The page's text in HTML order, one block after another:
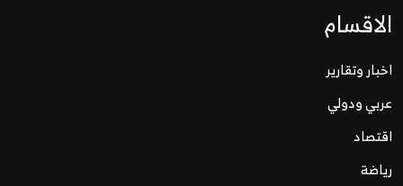
الاقسام
اخبار وتقارير
عربي ودولي
اقتصاد
رياضة